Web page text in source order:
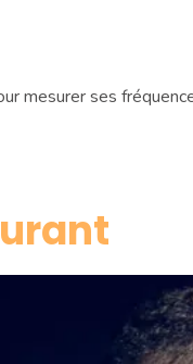
mesurer ses